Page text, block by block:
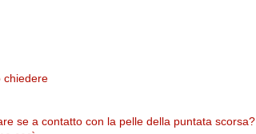
chiedere
se a contatto con la pelle della puntata scorsa?